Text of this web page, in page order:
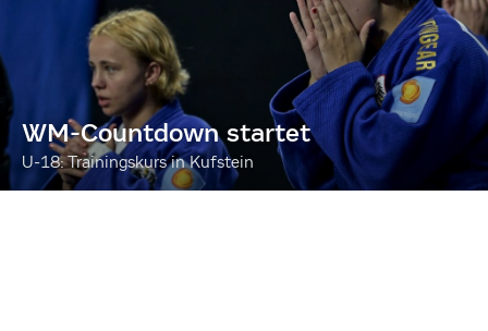
WM-Countdown startet
U-18: Trainingskurs in Kufstein